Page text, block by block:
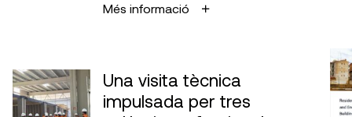
Més informació
Una visita tècnica
impulsada per tres